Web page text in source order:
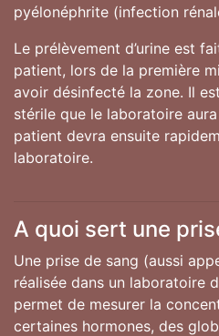
pyélonéphrite (infection
Le prélèvement d’urine est
patient, lors de la première
avoir désinfecté la zone. Il
stérile que le laboratoire
patient devra ensuite
laboratoire.
A quoi sert une
Une prise de sang (aussi
réalisée dans un laboratoire
permet de mesurer la
certaines hormones, des